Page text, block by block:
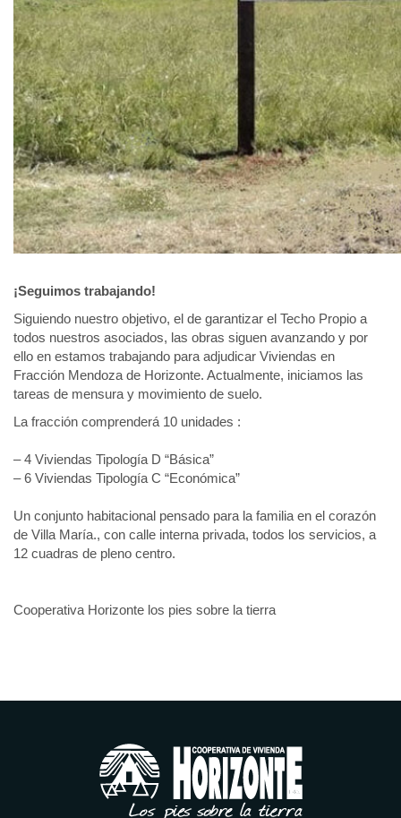
¡Seguimos trabajando!⁣
Siguiendo nuestro objetivo, el de garantizar el Techo Propio a
todos nuestros asociados, las obras siguen avanzando y por
ello en estamos trabajando para adjudicar Viviendas en
Fracción Mendoza de Horizonte.⁣⁣ Actualmente, iniciamos las
tareas de mensura y movimiento de suelo.⁣⁣
⁣⁣La fracción comprenderá 10 unidades :⁣
– 4 Viviendas Tipología D “Básica”⁣⁣
– 6 Viviendas Tipología C “Económica”⁣⁣
Un conjunto habitacional pensado para la familia en el corazón
de Villa María., con calle interna privada, todos los servicios, a
12 cuadras de pleno centro.
Cooperativa Horizonte los pies sobre la tierra⁣